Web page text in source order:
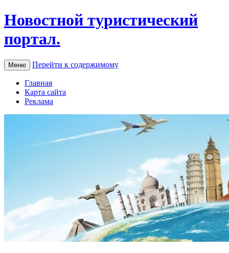
Новостной туристический
портал.
Меню Перейти к содержимому
Главная
Карта сайта
Реклама